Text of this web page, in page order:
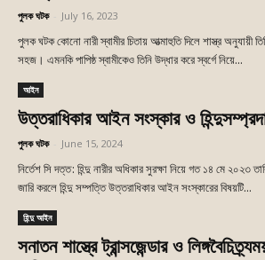
পুলক ঘটক July 16, 2023
পুলক ঘটক কোনো নারী স্বামীর চিতায় আত্মাহুতি দিলে শাস্ত্র অনুযায়ী
সহজ। এমনকি পাপিষ্ঠ স্বামীকেও তিনি উদ্ধার করে স্বর্গে নিয়ে...
আইন
উত্তরাধিকার আইন সংস্কার ও
পুলক ঘটক June 15, 2024
নির্তেশ সি দত্ত: হিন্দু নারীর অধিকার সুরক্ষা নিয়ে গত ১৪ মে ২০২৩
জারি করলে হিন্দু সম্পত্তি উত্তরাধিকার আইন সংস্কারের বিষয়টি...
হিন্দু আইন
সনাতন শাস্ত্রে ট্রান্সজেন্ডার ও